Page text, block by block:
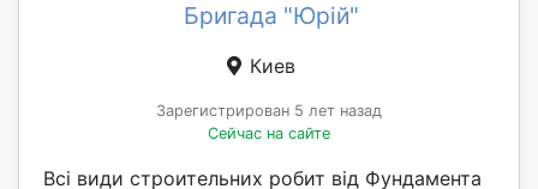
Бригада "Юрій"
Киев
Зарегистрирован 5 лет назад
Сейчас на сайте
Всі види строительних робит від Фундамента